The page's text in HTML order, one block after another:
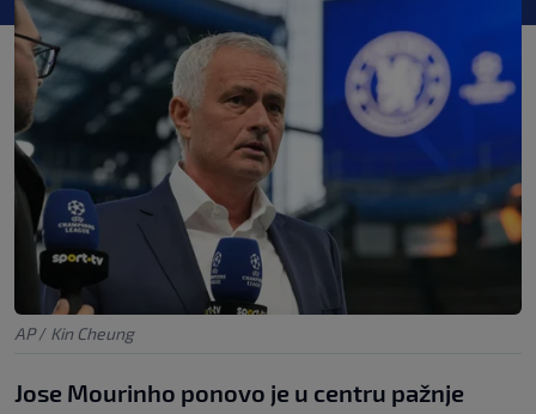
AP / Kin Cheung
Jose Mourinho ponovo je u centru pažnje